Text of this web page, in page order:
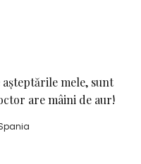
mele, sunt
are mâini de aur!